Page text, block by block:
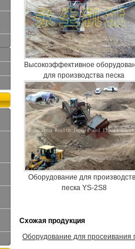
Высокоэффективное
для производства песка
Оборудование для
песка YS-2S8
Схожая продукция
Оборудование для просеивания